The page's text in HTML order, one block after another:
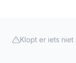
Klopt er iets